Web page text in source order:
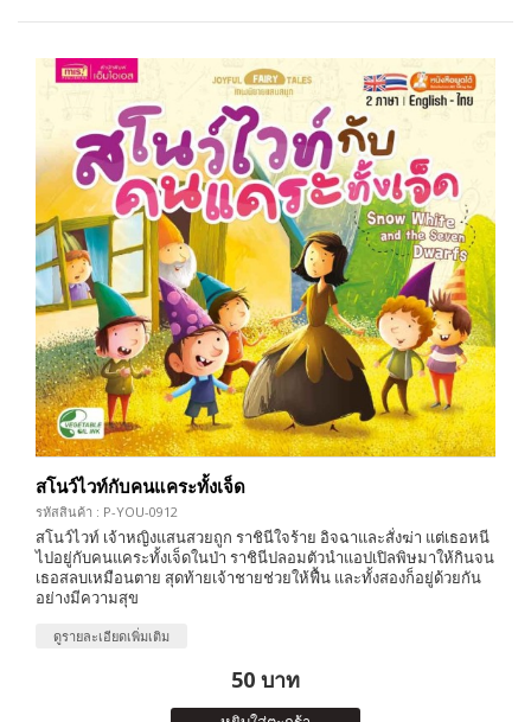
สโนว์ไวท์กับคนแคระทั้งเจ็ด
รหัสสินค้า : P-YOU-0912
สโนว์ไวท์ เจ้าหญิงแสนสวยถูก ราชินีใจร้าย อิจฉาและสั่งฆ่า แต่เธอหนี
ไปอยู่กับคนแคระทั้งเจ็ดในป่า ราชินีปลอมตัวนำแอปเปิลพิษมาให้กินจน
เธอสลบเหมือนตาย สุดท้ายเจ้าชายช่วยให้ฟื้น และทั้งสองก็อยู่ด้วยกัน
อย่างมีความสุข
ดูรายละเอียดเพิ่มเติม
50 บาท